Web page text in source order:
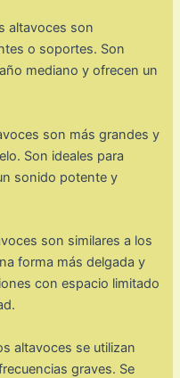
altavoces son
o soportes. Son
mediano y ofrecen un
son más grandes y
Son ideales para
sonido potente y
son similares a los
forma más delgada y
con espacio limitado
altavoces se utilizan
graves. Se